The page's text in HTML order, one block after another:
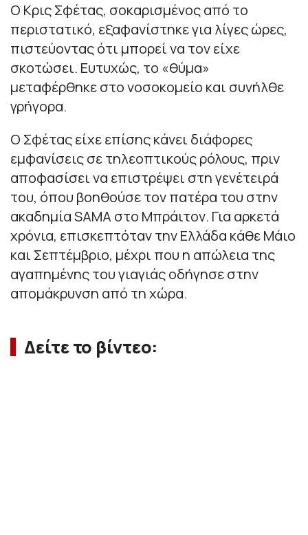
Ο Κρις Σφέτας, σοκαρισμένος από το
περιστατικό, εξαφανίστηκε για λίγες ώρες,
πιστεύοντας ότι μπορεί να τον είχε
σκοτώσει. Ευτυχώς, το «θύμα»
μεταφέρθηκε στο νοσοκομείο και συνήλθε
γρήγορα.
Ο Σφέτας είχε επίσης κάνει διάφορες
εμφανίσεις σε τηλεοπτικούς ρόλους, πριν
αποφασίσει να επιστρέψει στη γενέτειρά
του, όπου βοηθούσε τον πατέρα του στην
ακαδημία SAMA στο Μπράιτον. Για αρκετά
χρόνια, επισκεπτόταν την Ελλάδα κάθε Μάιο
και Σεπτέμβριο, μέχρι που η απώλεια της
αγαπημένης του γιαγιάς οδήγησε στην
απομάκρυνση από τη χώρα.
Δείτε το βίντεο: